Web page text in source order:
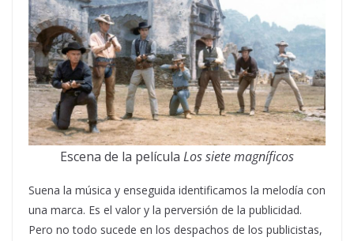
Escena de la película Los siete magníficos
Suena la música y enseguida identificamos la melodía con
una marca. Es el valor y la perversión de la publicidad.
Pero no todo sucede en los despachos de los publicistas,